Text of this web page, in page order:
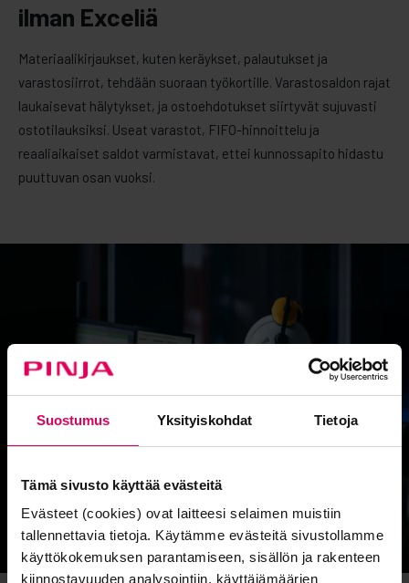
Suostumus Yksityiskohdat Tietoja
Tämä sivusto käyttää evästeitä
Evästeet (cookies) ovat laitteesi selaimen muistiin
tallennettavia tietoja. Käytämme evästeitä sivustollamme
käyttökokemuksen parantamiseen, sisällön ja rakenteen
kiinnostavuuden analysointiin, käyttäjämäärien
ilman Exceliä
Materiaalikirjaukset, kuten keräykset, palautukset ja
varastosiirrot, tehdään suoraan työkortille. Varastosaldon rajat
laukaisevat hälytykset, ja ostoehdotukset siirtyvät sujuvasti
ostotilauksiksi. Useat varastot, FIFO-hinnoittelu ja
reaaliaikaiset saldot varmistavat, ettei kunnossapito hidastu
puuttuvan osan vuoksi.